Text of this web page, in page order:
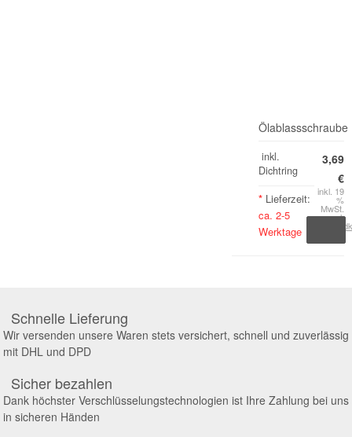
Ölablassschraube
inkl.
Dichtring
* Lieferzeit:
ca. 2-5
Werktage
3,69
€
inkl. 19
%
MwSt.
zzgl.
Schnelle Lieferung
Wir versenden unsere Waren stets versichert, schnell und zuverlässig
mit DHL und DPD
Sicher bezahlen
Dank höchster Verschlüsselungstechnologien ist Ihre Zahlung bei uns
in sicheren Händen